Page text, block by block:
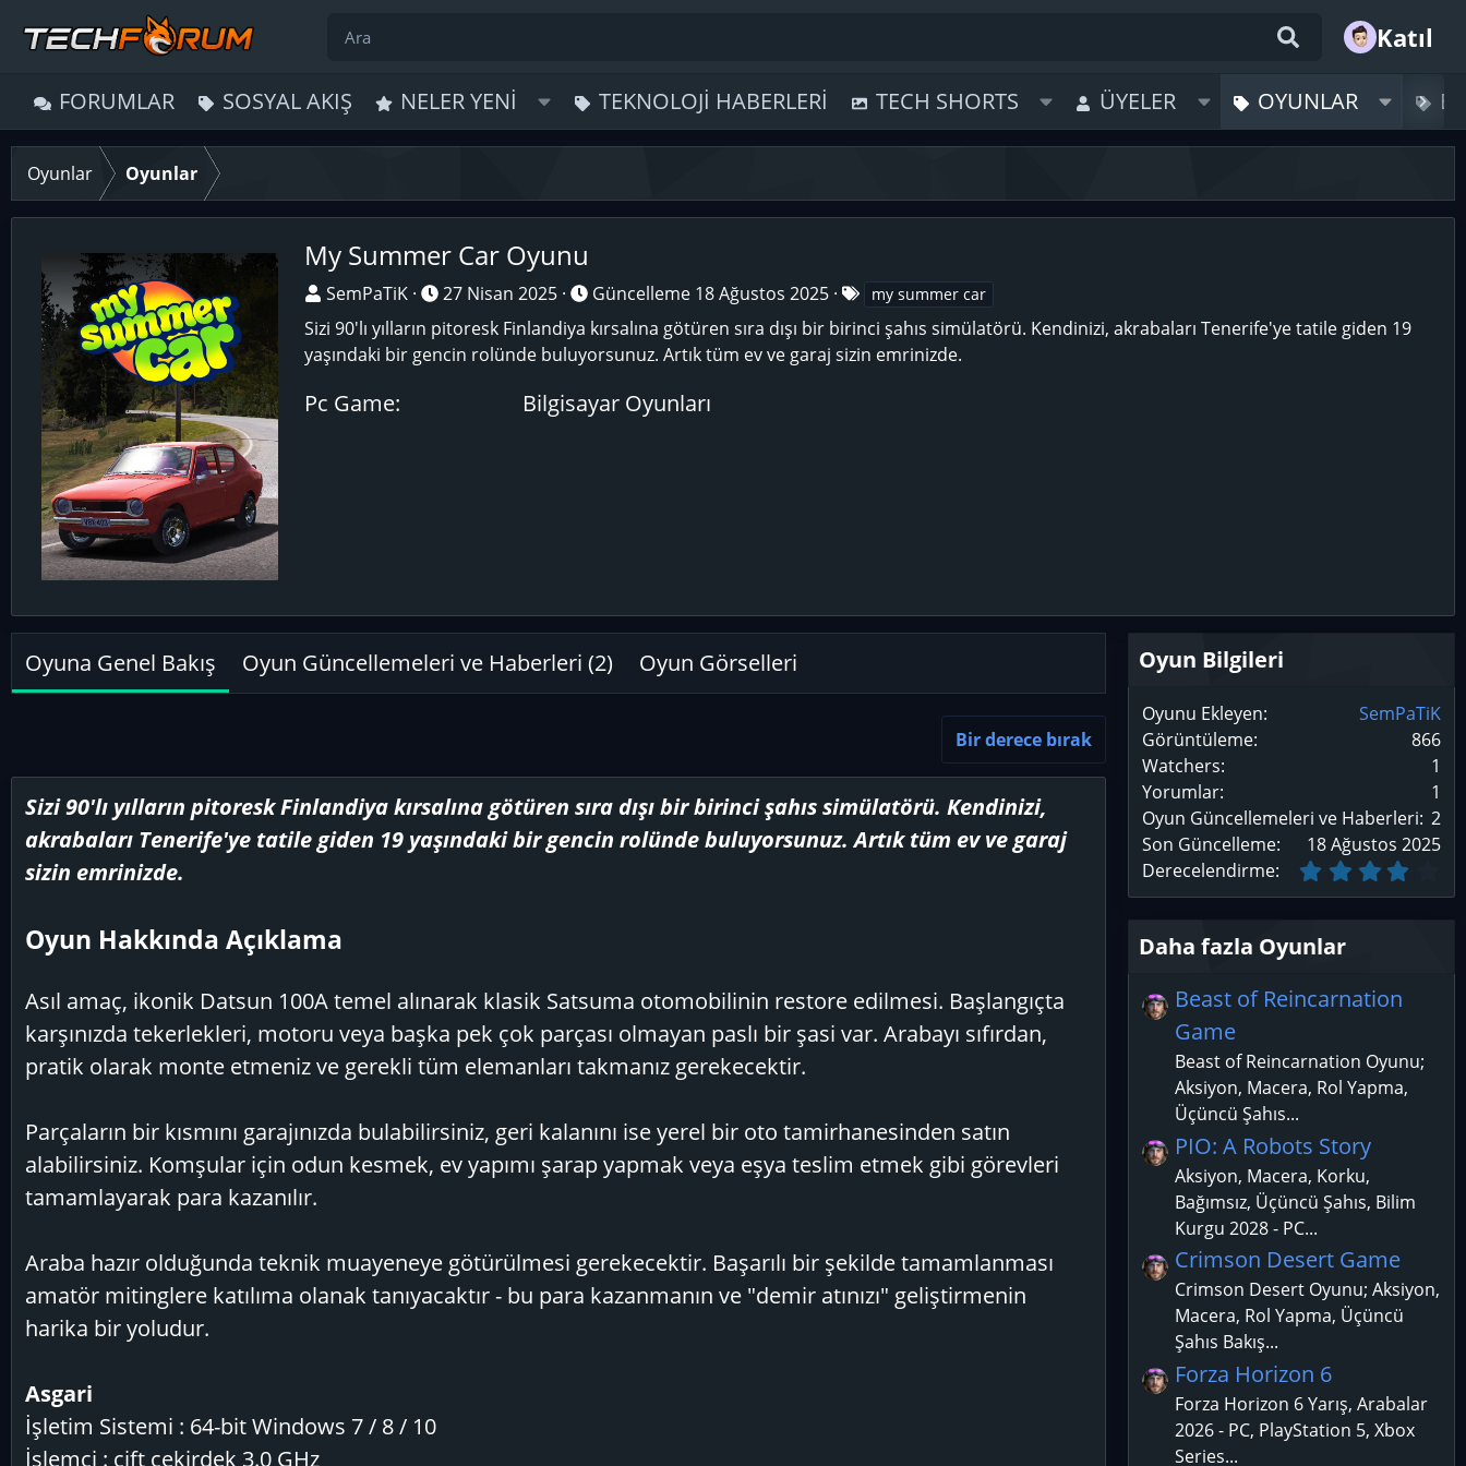
Katıl
FORUMLAR SOSYAL AKIŞ NELER YENI TEKNOLOJI HABERLERI TECH SHORTS ÜYELER OYUNLAR
Oyunlar Oyunlar
My Summer Car Oyunu
O
y
u
n
u
SemPaTiK
T
a
r
27 Nisan 2025 Güncelleme 18 Ağustos 2025
t
i
my summer car
Sizi 90'lı yılların pitoresk Finlandiya kırsalına götüren sıra dışı bir birinci şahıs simülatörü. Kendinizi, akrabaları Tenerife'ye tatile giden 19
yaşındaki bir gencin rolünde buluyorsunuz. Artık tüm ev ve garaj sizin emrinizde.
Pc Game Bilgisayar Oyunları
Oyuna Genel Bakış Oyun Güncellemeleri ve Haberleri (2) Oyun Görselleri
Bir derece bırak
Sizi 90'lı yılların pitoresk Finlandiya kırsalına götüren sıra dışı bir birinci şahıs simülatörü. Kendinizi,
akrabaları Tenerife'ye tatile giden 19 yaşındaki bir gencin rolünde buluyorsunuz. Artık tüm ev ve garaj
sizin emrinizde.
Oyun Hakkında Açıklama
Asıl amaç, ikonik Datsun 100A temel alınarak klasik Satsuma otomobilinin restore edilmesi. Başlangıçta
karşınızda tekerlekleri, motoru veya başka pek çok parçası olmayan paslı bir şasi var. Arabayı sıfırdan,
pratik olarak monte etmeniz ve gerekli tüm elemanları takmanız gerekecektir.
Parçaların bir kısmını garajınızda bulabilirsiniz, geri kalanını ise yerel bir oto tamirhanesinden satın
alabilirsiniz. Komşular için odun kesmek, ev yapımı şarap yapmak veya eşya teslim etmek gibi görevleri
tamamlayarak para kazanılır.
Araba hazır olduğunda teknik muayeneye götürülmesi gerekecektir. Başarılı bir şekilde tamamlanması
amatör mitinglere katılıma olanak tanıyacaktır - bu para kazanmanın ve "demir atınızı" geliştirmenin
harika bir yoludur.
Asgari
İşletim Sistemi : 64-bit Windows 7 / 8 / 10
İşlemci : çift çekirdek 3.0 GHz
Oyun Bilgileri
Oyunu Ekleyen
SemPaTiK
Görüntüleme
866
Watchers
1
Yorumlar
1
Oyun Güncellemeleri ve Haberleri 2
Son Güncelleme
18 Ağustos 2025
Derecelendirme
.
Daha fazla Oyunlar
Beast of Reincarnation
Game
Beast of Reincarnation Oyunu;
Aksiyon, Macera, Rol Yapma,
Üçüncü Şahıs...
PIO: A Robots Story
Aksiyon, Macera, Korku,
Bağımsız, Üçüncü Şahıs, Bilim
Kurgu 2028 - PC...
Crimson Desert Game
Crimson Desert Oyunu; Aksiyon,
Macera, Rol Yapma, Üçüncü
Şahıs Bakış...
Forza Horizon 6
Forza Horizon 6 Yarış, Arabalar
2026 - PC, PlayStation 5, Xbox
Series...